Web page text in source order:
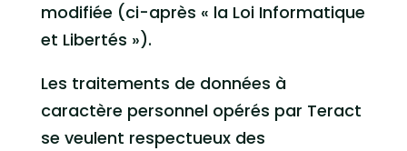
modifiée (ci-après « la Loi Informatique
et Libertés »).
Les traitements de données à
caractère personnel opérés par Teract
se veulent respectueux des